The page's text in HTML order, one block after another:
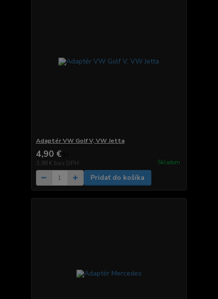
Adaptér VW Golf V, VW Jetta
4,90 €
3,98 € bez DPH Skladom
Pridať do košíka